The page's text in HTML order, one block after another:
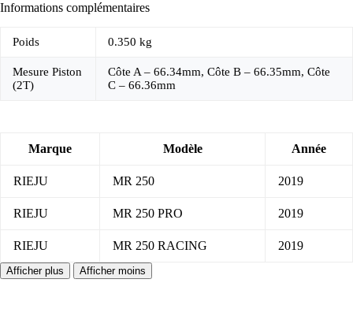
Informations complémentaires
Poids 0.350 kg
Mesure Piston
(2T)
Côte A – 66.34mm, Côte B – 66.35mm, Côte
C – 66.36mm
Marque Modèle Année
RIEJU MR 250 2019
RIEJU MR 250 PRO 2019
RIEJU MR 250 RACING 2019